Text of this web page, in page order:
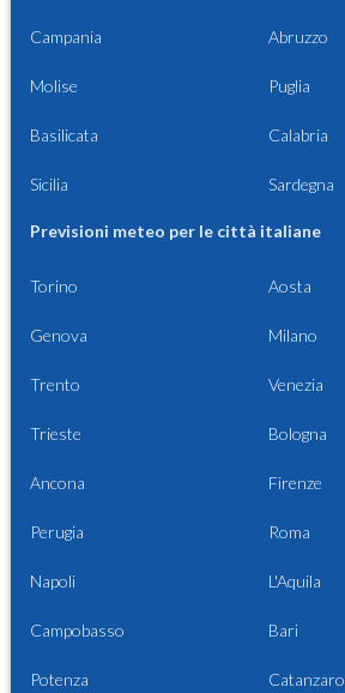
Campania Abruzzo
Molise Puglia
Basilicata Calabria
Sicilia Sardegna
Previsioni meteo per le città italiane
Torino Aosta
Genova Milano
Trento Venezia
Trieste Bologna
Ancona Firenze
Perugia Roma
Napoli L'Aquila
Campobasso Bari
Potenza Catanzaro